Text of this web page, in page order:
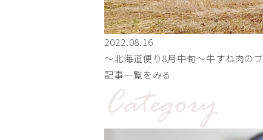
2022.08.16
〜北海道便り8月中旬～牛すね肉の
記事一覧をみる